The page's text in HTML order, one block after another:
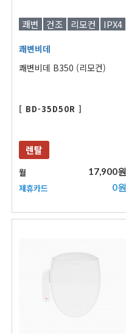
쾌변 건조 리모컨 IPX4
쾌변비데
쾌변비데 B350 (리모컨)
[ BD-35D50R ]
렌탈
월 17,900원
제휴카드 0원